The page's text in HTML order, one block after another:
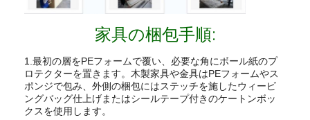
家具の梱包手順:
1.最初の層をPEフォームで覆い、必要な角にボール紙のプ
ロテクターを置きます。木製家具や金具はPEフォームやス
ポンジで包み、外側の梱包にはステッチを施したウィービ
ングバッグ仕上げまたはシールテープ付きのケートンボッ
クスを使用します。